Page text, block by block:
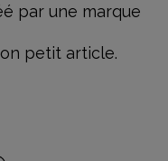
par une marque
petit article.